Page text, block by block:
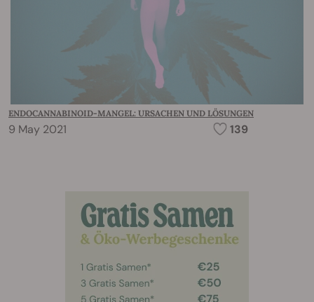
ENDOCANNABINOID-MANGEL: URSACHEN UND LÖSUNGEN
9 May 2021 139